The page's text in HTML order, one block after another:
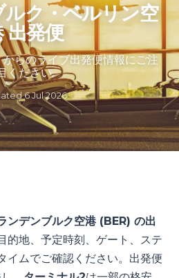
ク・ベルリン空
出発便
らのライブ出発便情報にご注
ください
6 Jul 2026
ンデンブルク空港 (BER) の出
的地、予定時刻、ゲート、ステ
イムでご確認ください。出発便